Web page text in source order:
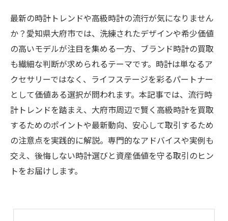
最新の時計トレンドや高級時計の流行が気になりません
か？愛知県大府市では、洗練されたデザインや希少価値
の高いモデルが注目を集める一方、ブランド時計の買取
も繊細な判断が求められるテーマです。時計は単なるア
クセサリーではなく、ライフステージを彩るパートナー
として価値ある選択が問われます。本記事では、流行時
計トレンドを踏まえ、大府市周辺で賢く高級時計を買取
するためのポイントや最新動向、安心して取引するため
の注意点を実践的に解説。専門的なアドバイスや実例も
交え、後悔しない時計選びと資産価値を守る取引のヒン
トをお届けします。